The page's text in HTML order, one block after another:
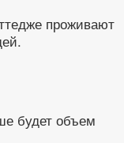
проживают
будет объем